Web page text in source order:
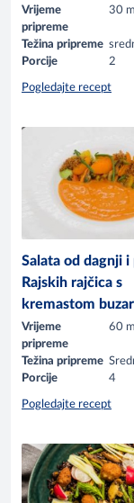
Vrijeme
pripreme
30
Težina pripreme
Porcije
2
Pogledajte recept
Salata od dagnji i
Rajskih rajčica s
kremastom
Vrijeme
pripreme
60
Težina pripreme
Porcije
4
Pogledajte recept